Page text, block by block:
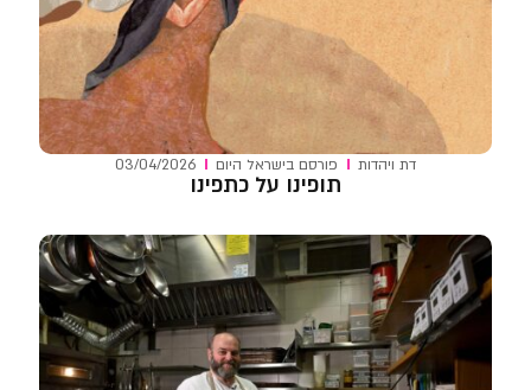
דת ויהדות פורסם בישראל היום 03/04/2026
תופינו על כתפינו